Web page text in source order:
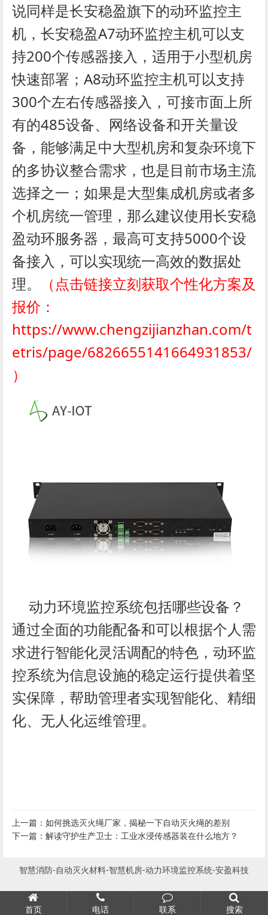
说同样是长安稳盈旗下的动环监控主
机，长安稳盈A7动环监控主机可以支
持200个传感器接入，适用于小型机房
快速部署；A8动环监控主机可以支持
300个左右传感器接入，可接市面上所
有的485设备、网络设备和开关量设
备，能够满足中大型机房和复杂环境下
的多协议整合需求，也是目前市场主流
选择之一；如果是大型集成机房或者多
个机房统一管理，那么建议使用长安稳
盈动环服务器，最高可支持5000个设
备接入，可以实现统一高效的数据处
理。
（点击链接立刻获取个性化方案及
报价：
https://www.chengzijianzhan.com/t
etris/page/6826655141664931853/
）
动力环境监控系统包括哪些设备？
通过全面的功能配备和可以根据个人需
求进行智能化灵活调配的特色，动环监
控系统为信息设施的稳定运行提供着坚
实保障，帮助管理者实现智能化、精细
化、无人化运维管理。
上一篇： 如何挑选灭火绳厂家，揭秘一下自动灭火绳的差别
下一篇： 解读守护生产卫士：工业水浸传感器装在什么地方？
智慧消防-自动灭火材料-智慧机房-动力环境监控系统-安盈科技
首页 电话 联系 搜索